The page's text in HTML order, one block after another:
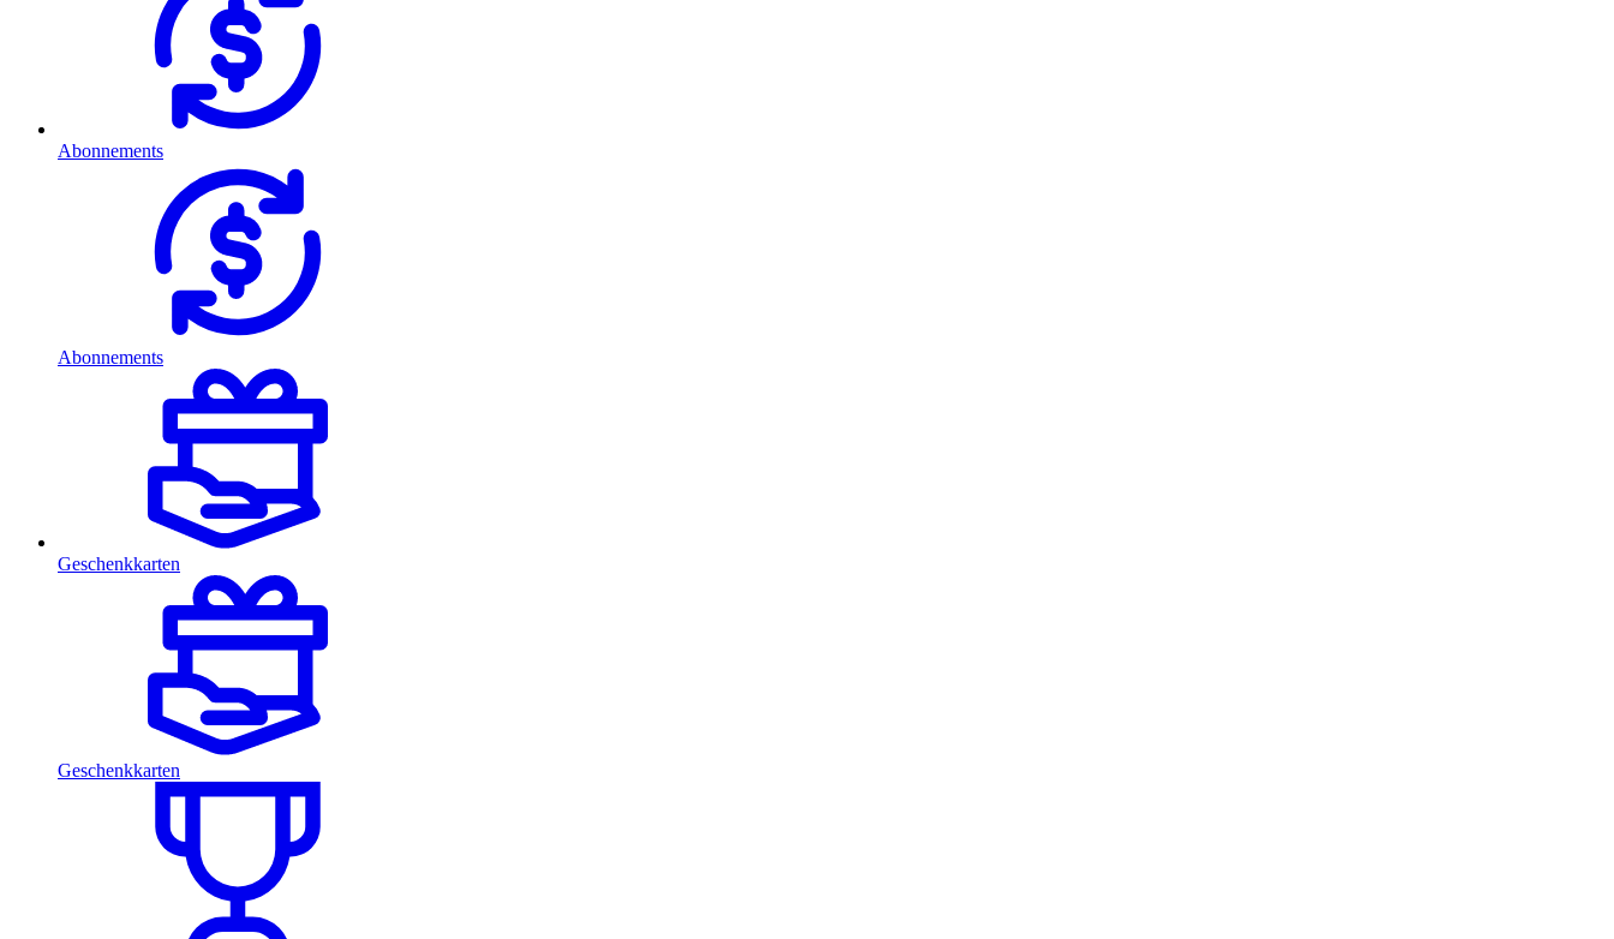
Abonnements
Abonnements
Geschenkkarten
Geschenkkarten